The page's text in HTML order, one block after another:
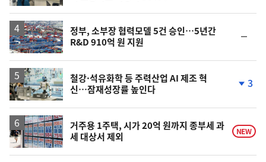
상
정부, 소부장 협력모델 5건 승인…5년간
R&D 910억 원 지원
일
철강·석유화학 등 주력산업 AI 제조 혁
신…잠재성장률 높인다
하
락
3
거주용 1주택, 시가 20억 원까지 종부세 과
세 대상서 제외
NEW